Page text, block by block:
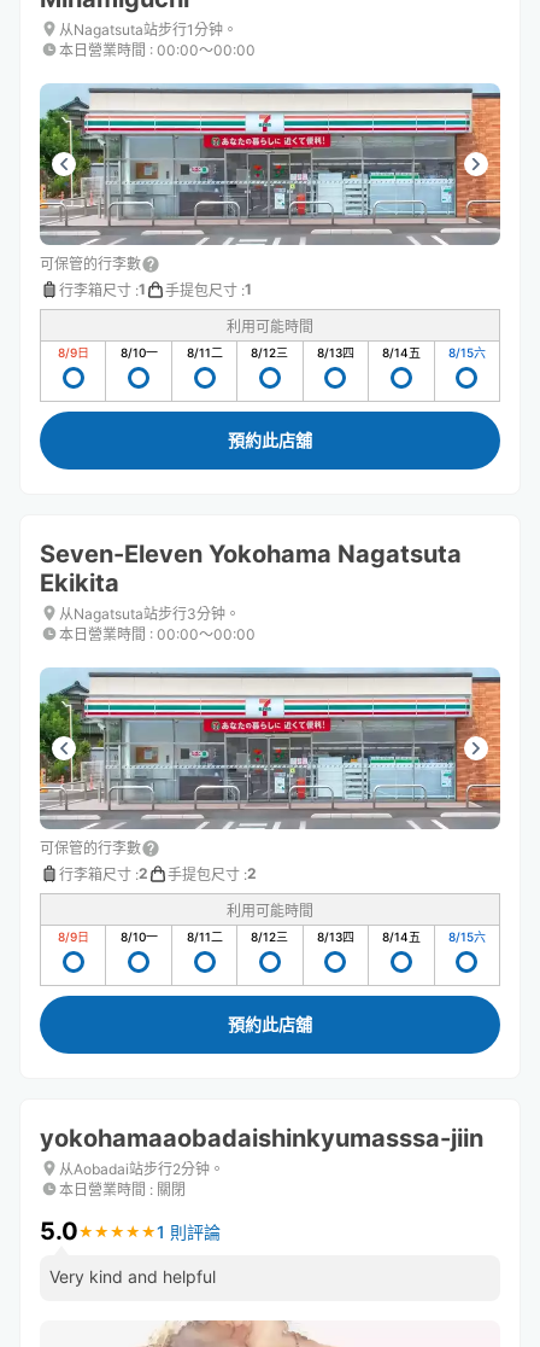
从Nagatsuta站步行1分钟。
本日營業時間 : 00:00〜00:00
可保管的行李數
行李箱尺寸 :1 手提包尺寸 :1
利用可能時間
8/9日 8/10一 8/11二 8/12三 8/13四 8/14五 8/15六
預約此店舖
Seven-Eleven Yokohama Nagatsuta
Ekikita
从Nagatsuta站步行3分钟。
本日營業時間 : 00:00〜00:00
可保管的行李數
行李箱尺寸 :2 手提包尺寸 :2
利用可能時間
8/9日 8/10一 8/11二 8/12三 8/13四 8/14五 8/15六
預約此店舖
yokohamaaobadaishinkyumasssa-jiin
从Aobadai站步行2分钟。
本日營業時間 : 關閉
5.0★ ★ ★ ★ ★
★ ★ ★ ★ ★1 則評論
Very kind and helpful